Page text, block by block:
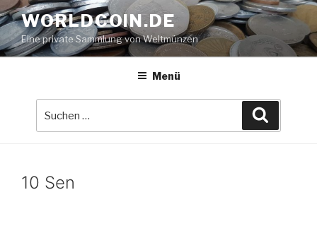
Zum
Inhalt
springen
WORLDCOIN.DE
Eine private Sammlung von Weltmünzen
Menü
10 Sen